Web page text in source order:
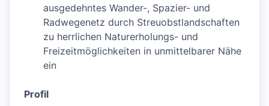
ausgedehntes Wander-, Spazier- und
Radwegenetz durch Streuobstlandschaften
zu herrlichen Naturerholungs- und
Freizeitmöglichkeiten in unmittelbarer Nähe
ein
Profil